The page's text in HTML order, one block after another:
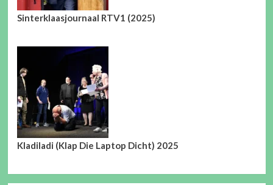
Sinterklaasjournaal RTV1 (2025)
Kladiladi (Klap Die Laptop Dicht) 2025